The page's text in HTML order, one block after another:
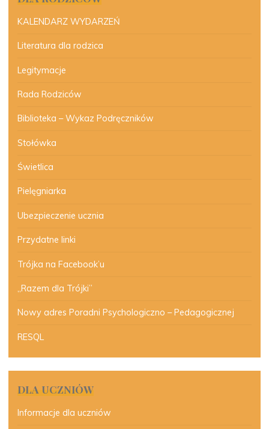
KALENDARZ WYDARZEŃ
Literatura dla rodzica
Legitymacje
Rada Rodziców
Biblioteka – Wykaz Podręczników
Stołówka
Świetlica
Pielęgniarka
Ubezpieczenie ucznia
Przydatne linki
Trójka na Facebook’u
„Razem dla Trójki”
Nowy adres Poradni Psychologiczno – Pedagogicznej
RESQL
DLA UCZNIÓW
Informacje dla uczniów